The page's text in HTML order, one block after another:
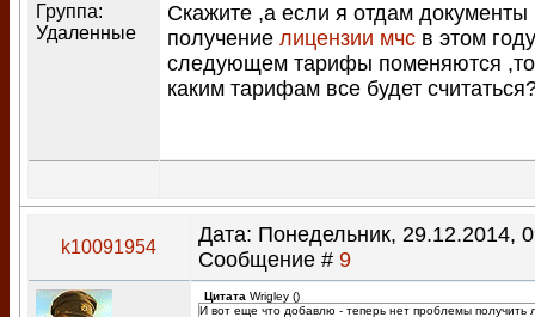
Группа:
Удаленные
Скажите ,а если я отдам документы
получение лицензии мчс в этом
следующем тарифы поменяются
каким тарифам все будет
k10091954
Дата: Понедельник, 29.12.2014,
Сообщение # 9
Цитата Wrigley ()
И вот еще что добавлю - теперь нет проблемы получить